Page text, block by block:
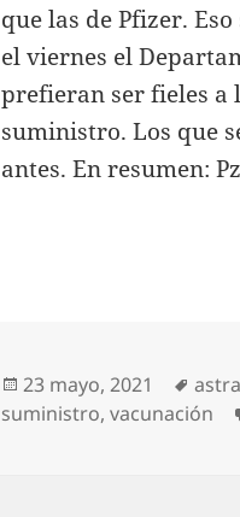
que las de Pfizer.
el viernes el
prefieran ser fieles a
suministro. Los que
antes. En resumen:
Publicado
el
23 mayo, 2021
suministro,vacunación